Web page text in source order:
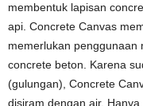
membentuk lapisan
api. Concrete Canvas
memerlukan penggunaan
concrete beton. Karena
(gulungan), Concrete
disiram dengan air.